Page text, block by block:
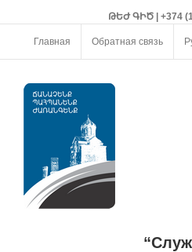
ԹԵԺ ԳԻԾ | +374
Главная Обратная связь